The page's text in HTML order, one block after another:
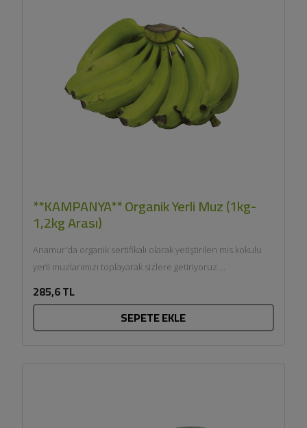
**KAMPANYA** Organik Yerli Muz (1kg-
1,2kg Arası)
Anamur'da organik sertifikalı olarak yetiştirilen mis kokulu
yerli muzlarımızı toplayarak sizlere getiriyoruz....
285,6 TL
SEPETE EKLE